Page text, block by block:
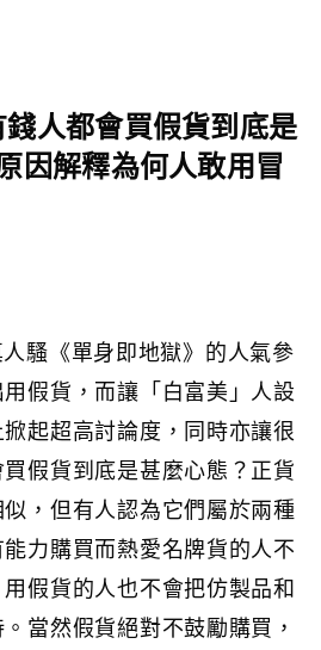
人都會買假貨到底是
因解釋為何人敢用冒
騷《單身即地獄》的人氣參
假貨，而讓「白富美」人設
起超高討論度，同時亦讓很
假貨到底是甚麼心態？正貨
，但有人認為它們屬於兩種
力購買而熱愛名牌貨的人不
假貨的人也不會把仿製品和
當然假貨絕對不鼓勵購買，